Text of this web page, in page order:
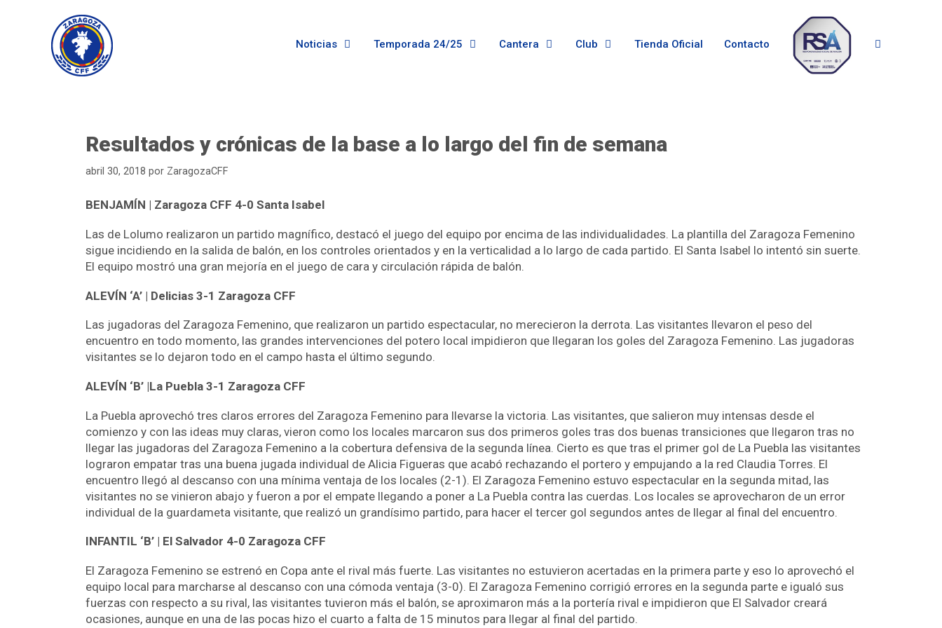
Noticias Temporada 24/25 Cantera Club Tienda Oficial Contacto
Resultados y crónicas de la base a lo largo del fin de semana
abril 30, 2018 por ZaragozaCFF
BENJAMÍN | Zaragoza CFF 4-0 Santa Isabel
Las de Lolumo realizaron un partido magnífico, destacó el juego del equipo por encima de las individualidades. La plantilla del Zaragoza Femenino
sigue incidiendo en la salida de balón, en los controles orientados y en la verticalidad a lo largo de cada partido. El Santa Isabel lo intentó sin suerte.
El equipo mostró una gran mejoría en el juego de cara y circulación rápida de balón.
ALEVÍN ‘A’ | Delicias 3-1 Zaragoza CFF
Las jugadoras del Zaragoza Femenino, que realizaron un partido espectacular, no merecieron la derrota. Las visitantes llevaron el peso del
encuentro en todo momento, las grandes intervenciones del potero local impidieron que llegaran los goles del Zaragoza Femenino. Las jugadoras
visitantes se lo dejaron todo en el campo hasta el último segundo.
ALEVÍN ‘B’ |La Puebla 3-1 Zaragoza CFF
La Puebla aprovechó tres claros errores del Zaragoza Femenino para llevarse la victoria. Las visitantes, que salieron muy intensas desde el
comienzo y con las ideas muy claras, vieron como los locales marcaron sus dos primeros goles tras dos buenas transiciones que llegaron tras no
llegar las jugadoras del Zaragoza Femenino a la cobertura defensiva de la segunda línea. Cierto es que tras el primer gol de La Puebla las visitantes
lograron empatar tras una buena jugada individual de Alicia Figueras que acabó rechazando el portero y empujando a la red Claudia Torres. El
encuentro llegó al descanso con una mínima ventaja de los locales (2-1). El Zaragoza Femenino estuvo espectacular en la segunda mitad, las
visitantes no se vinieron abajo y fueron a por el empate llegando a poner a La Puebla contra las cuerdas. Los locales se aprovecharon de un error
individual de la guardameta visitante, que realizó un grandísimo partido, para hacer el tercer gol segundos antes de llegar al final del encuentro.
INFANTIL ‘B’ | El Salvador 4-0 Zaragoza CFF
El Zaragoza Femenino se estrenó en Copa ante el rival más fuerte. Las visitantes no estuvieron acertadas en la primera parte y eso lo aprovechó el
equipo local para marcharse al descanso con una cómoda ventaja (3-0). El Zaragoza Femenino corrigió errores en la segunda parte e igualó sus
fuerzas con respecto a su rival, las visitantes tuvieron más el balón, se aproximaron más a la portería rival e impidieron que El Salvador creará
ocasiones, aunque en una de las pocas hizo el cuarto a falta de 15 minutos para llegar al final del partido.